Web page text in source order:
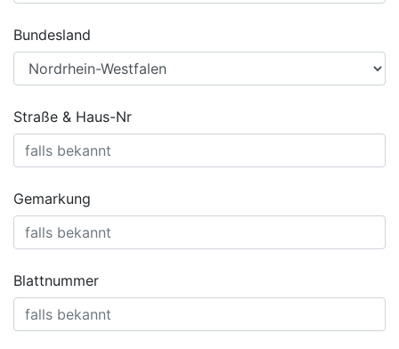
Bundesland
Straße & Haus-Nr
Gemarkung
Blattnummer